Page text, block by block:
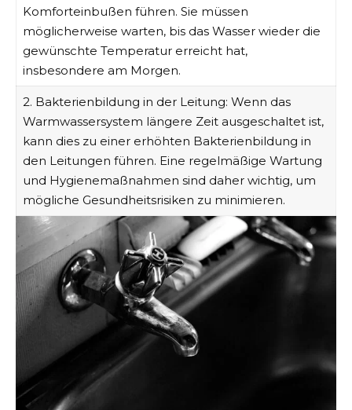
Komforteinbußen führen. Sie müssen
möglicherweise warten, bis das Wasser wieder die
gewünschte Temperatur erreicht hat,
insbesondere am Morgen.
2. Bakterienbildung in der Leitung: Wenn das
Warmwassersystem längere Zeit ausgeschaltet ist,
kann dies zu einer erhöhten Bakterienbildung in
den Leitungen führen. Eine regelmäßige Wartung
und Hygienemaßnahmen sind daher wichtig, um
mögliche Gesundheitsrisiken zu minimieren.